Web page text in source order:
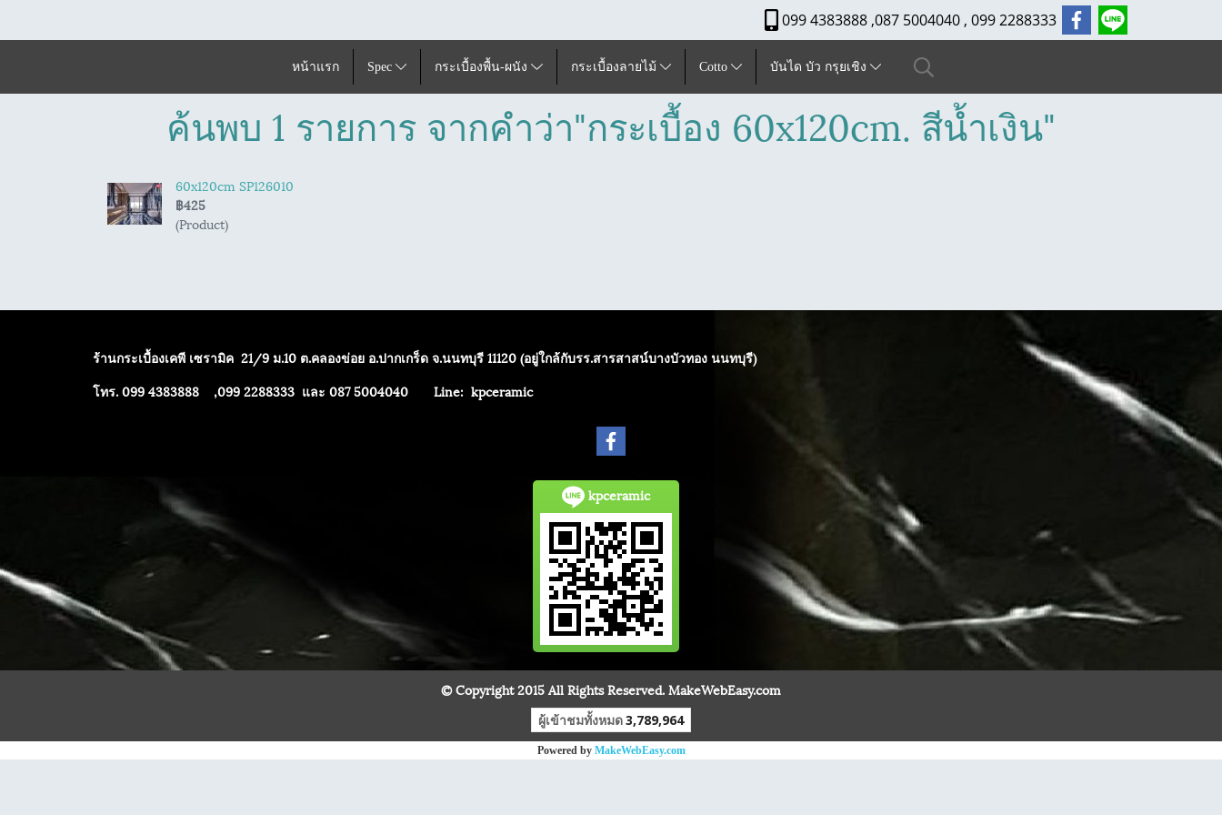
099 4383888 ,087 5004040 , 099 2288333
หน้าแรก Spec กระเบื้องพื้น-ผนัง กระเบื้องลายไม้ Cotto บันได บัว กรุยเชิง
ค้นพบ 1 รายการ จากคำว่า"กระเบื้อง 60x120cm. สีน้ำเงิน"
60x120cm SP126010
฿425
(Product)
ร้านกระเบื้องเคพี เซรามิค 21/9 ม.10 ต.คลองข่อย อ.ปากเกร็ด จ.นนทบุรี 11120 (อยู่ใกล้กับรร.สารสาสน์บางบัวทอง นนทบุรี)
โทร. 099 4383888 ,099 2288333 และ 087 5004040 Line: kpceramic
kpceramic
© Copyright 2015 All Rights Reserved. MakeWebEasy.com
ผู้เข้าชมทั้งหมด3,789,964
Powered by MakeWebEasy.com